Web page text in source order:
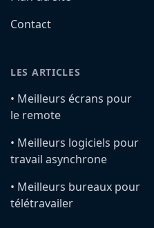
Contact
LES ARTICLES
•️ Meilleurs écrans pour
le remote
•️ Meilleurs logiciels pour
travail asynchrone
•️ Meilleurs bureaux pour
télétravailer